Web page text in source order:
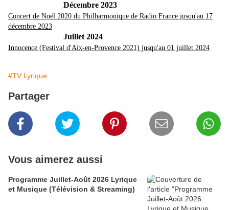
Décembre 2023
Concert de Noël 2020 du Philharmonique de Radio France jusqu'au 17
décembre 2023
Juillet 2024
Innocence (Festival d'Aix-en-Provence 2021) jusqu'au 01 juillet 2024
#TV Lyrique
Partager
Vous aimerez aussi
Programme Juillet-Août 2026 Lyrique
et Musique (Télévision & Streaming)